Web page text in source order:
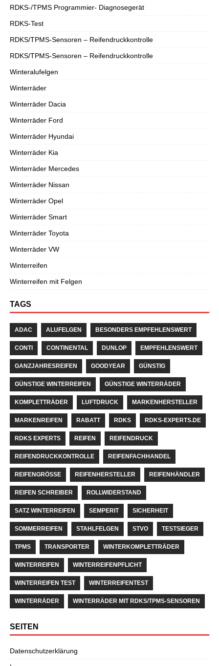
RDKS-/TPMS Programmier- Diagnosegerät
RDKS-Test
RDKS/TPMS-Sensoren – Reifendruckkontrolle
RDKS/TPMS-Sensoren – Reifendruckkontrolle
Winteralufelgen
Winterräder
Winterräder Dacia
Winterräder Ford
Winterräder Hyundai
Winterräder Kia
Winterräder Mercedes
Winterräder Nissan
Winterräder Opel
Winterräder Smart
Winterräder Toyota
Winterräder VW
Winterreifen
Winterreifen mit Felgen
TAGS
ADAC ALUFELGEN BESONDERS EMPFEHLENSWERT
CONTI CONTINENTAL DUNLOP EMPFEHLENSWERT
GANZJAHRESREIFEN GOODYEAR GÜNSTIG
GÜNSTIGE WINTERREIFEN GÜNSTIGE WINTERRÄDER
KOMPLETTRÄDER LUFTDRUCK MARKENHERSTELLER
MARKENREIFEN RABATT RDKS RDKS-EXPERTS.DE
RDKS EXPERTS REIFEN REIFENDRUCK
REIFENDRUCKKONTROLLE REIFENFACHHANDEL
REIFENGRÖSSE REIFENHERSTELLER REIFENHÄNDLER
REIFEN SCHREIBER ROLLWIDERSTAND
SATZ WINTERREIFEN SEMPERIT SICHERHEIT
SOMMERREIFEN STAHLFELGEN STVO TESTSIEGER
TPMS TRANSPORTER WINTERKOMPLETTRÄDER
WINTERREIFEN WINTERREIFENPFLICHT
WINTERREIFEN TEST WINTERREIFENTEST
WINTERRÄDER WINTERRÄDER MIT RDKS/TPMS-SENSOREN
SEITEN
Datenschutzerklärung